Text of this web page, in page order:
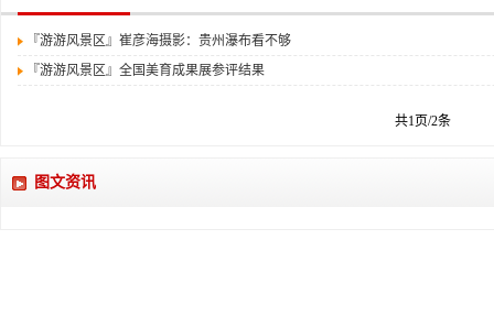
『游游风景区』 崔彦海摄影：贵州瀑布看不够
『游游风景区』 全国美育成果展参评结果
共1页/2条
图文资讯